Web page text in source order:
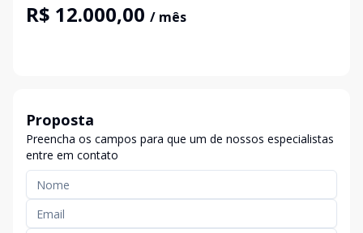
R$ 12.000,00 / mês
Proposta
Preencha os campos para que um de nossos especialistas
entre em contato